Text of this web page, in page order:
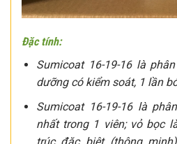
Đặc tính:
Sumicoat 16-19-16 là
dưỡng có kiểm soát, 1 lần
Sumicoat 16-19-16 là
nhất trong 1 viên; vỏ bọc